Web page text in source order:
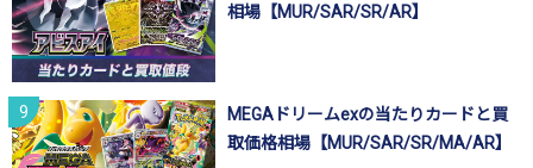
相場【MUR/SAR/SR/AR】
MEGAドリームexの当たりカードと買
取価格相場【MUR/SAR/SR/MA/AR】